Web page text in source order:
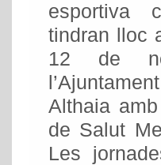
esportiva
tindran lloc
12 de
Althaia
de Salut
Les